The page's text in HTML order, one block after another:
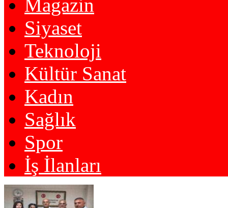
Magazin
Siyaset
Teknoloji
Kültür Sanat
Kadın
Sağlık
Spor
İş İlanları